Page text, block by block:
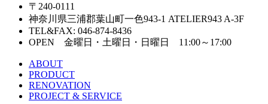
〒240-0111
神奈川県三浦郡葉山町一色943-1 ATELIER943 A-3F
TEL&FAX: 046-874-8436
OPEN 金曜日・土曜日・日曜日 11:00～17:00
ABOUT
PRODUCT
RENOVATION
PROJECT & SERVICE